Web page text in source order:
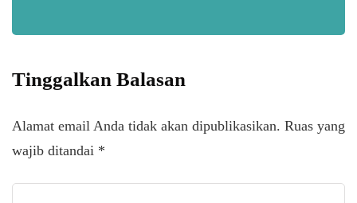
Tinggalkan Balasan
Alamat email Anda tidak akan dipublikasikan. Ruas yang
wajib ditandai *